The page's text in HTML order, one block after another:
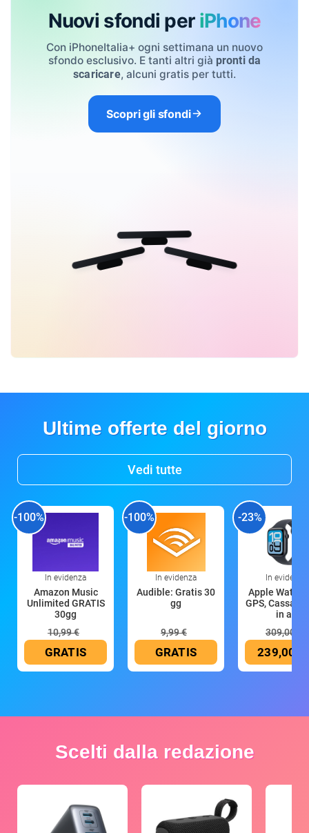
Nuovi sfondi per iPhone
Con iPhoneItalia+ ogni settimana un nuovo
sfondo esclusivo. E tanti altri già pronti da
scaricare, alcuni gratis per tutti.
Scopri gli sfondi
Ultime offerte del giorno
Vedi tutte
-100%
In evidenza
Amazon Music
Unlimited GRATIS
30gg
10,99 €
GRATIS
-100%
In evidenza
Audible: Gratis 30
gg
9,99 €
GRATIS
-23%
In evidenza
Apple Watch
GPS, Cassa
in all
309,00 €
239,00 €
Scelti dalla redazione